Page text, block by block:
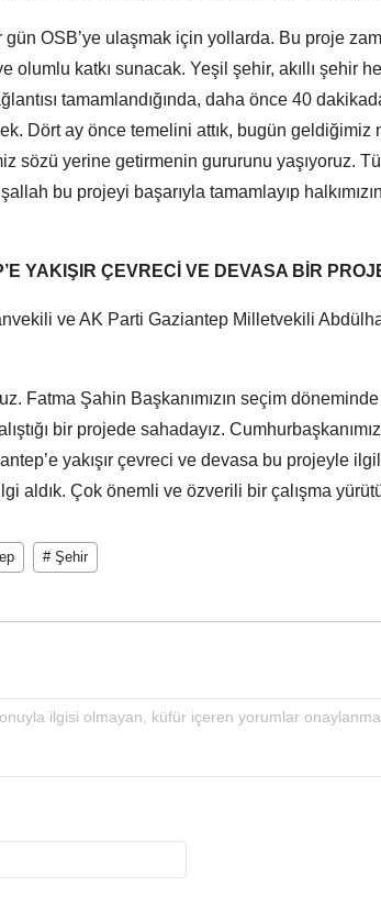
gün OSB’ye ulaşmak için yollarda. Bu proje
olumlu katkı sunacak. Yeşil şehir, akıllı şehir
tamamlandığında, daha önce 40
Dört ay önce temelini attık, bugün geldiğimiz
sözü yerine getirmenin gururunu yaşıyoruz.
bu projeyi başarıyla tamamlayıp
YAKIŞIR ÇEVRECİ VE DEVASA BİR
ve AK Parti Gaziantep Milletvekili
Fatma Şahin Başkanımızın seçim
bir projede sahadayız.
yakışır çevreci ve devasa bu projeyle
aldık. Çok önemli ve özverili bir çalışma
# Şehir